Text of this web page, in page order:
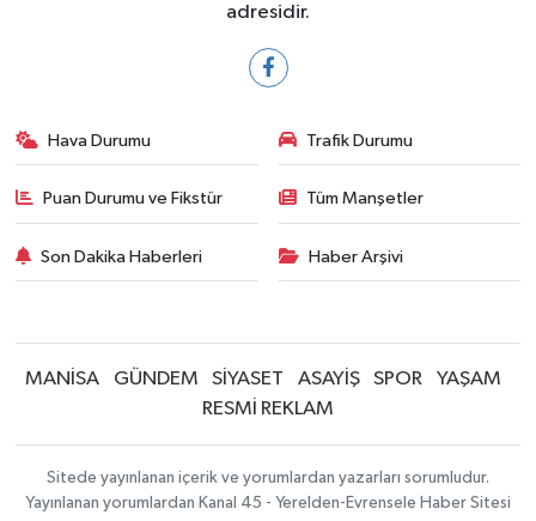
adresidir.
Hava Durumu Trafik Durumu
Puan Durumu ve Fikstür Tüm Manşetler
Son Dakika Haberleri Haber Arşivi
MANİSA GÜNDEM SİYASET ASAYİŞ SPOR
YAŞAM
RESMİ REKLAM
Sitede yayınlanan içerik ve yorumlardan yazarları sorumludur.
Yayınlanan yorumlardan Kanal 45 - Yerelden-Evrensele Haber Sitesi